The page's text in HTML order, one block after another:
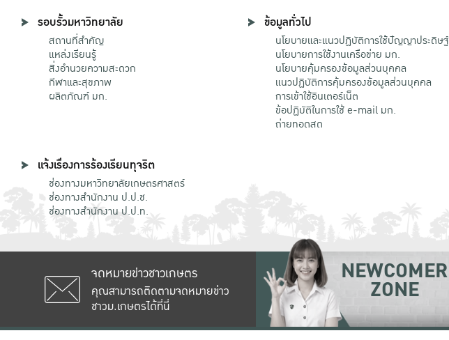
รอบรั้วมหาวิทยาลัย
สถานที่สำคัญ
แหล่งเรียนรู้
สิ่งอำนวยความสะดวก
กีฬาและสุขภาพ
ผลิตภัณฑ์ มก.
ข้อมูลทั่วไป
นโยบายและแนวปฏิบัติการใช้ปัญญาประดิษฐ์
นโยบายการใช้งานเครือข่าย มก.
นโยบายคุ้มครองข้อมูลส่วนบุคคล
แนวปฏิบัติการคุ้มครองข้อมูลส่วนบุคคล
การเข้าใช้อินเตอร์เน็ต
ข้อปฏิบัติในการใช้ e-mail มก.
ถ่ายทอดสด
แจ้งเรื่องการร้องเรียนทุจริต
ช่องทางมหาวิทยาลัยเกษตรศาสตร์
ช่องทางสำนักงาน ป.ป.ช.
ช่องทางสำนักงาน ป.ป.ท.
จดหมายข่าวชาวเกษตร
คุณสามารถติดตามจดหมายข่าว
ชาวม.เกษตรได้ที่นี่
NEWCOMER
ZONE